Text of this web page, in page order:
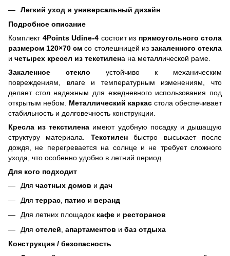
Легкий уход и универсальный дизайн
Подробное описание
Комплект 4Points Udine-4 состоит из прямоугольного стола
размером 120×70 см со столешницей из закаленного стекла
и четырех кресел из текстилена на металлической раме.
Закаленное стекло устойчиво к механическим
повреждениям, влаге и температурным изменениям, что
делает стол надежным для ежедневного использования под
открытым небом. Металлический каркас стола обеспечивает
стабильность и долговечность конструкции.
Кресла из текстилена имеют удобную посадку и дышащую
структуру материала. Текстиленбыстро высыхает после
дождя, не перегревается на солнце и не требует сложного
ухода, что особенно удобно в летний период.
Для кого подходит
Для частных домов и дач
Для террас патио и веранд
Для летних площадок кафе и ресторанов
Для отелей апартаментов и баз отдыха
Конструкция / безопасность